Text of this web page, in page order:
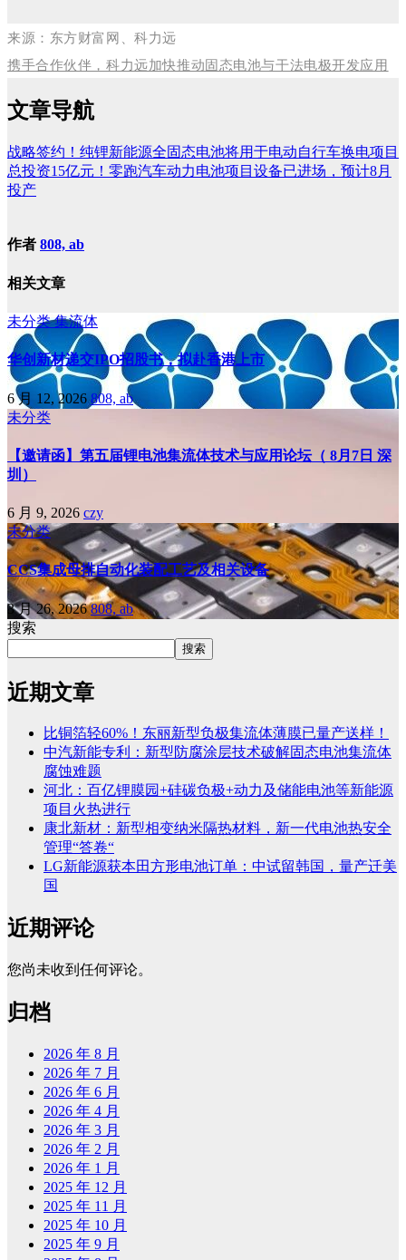
来源：东方财富网、科力远
携手合作伙伴，科力远加快推动固态电池与干法电极开发应用
文章导航
战略签约！纯锂新能源全固态电池将用于电动自行车换电项目
总投资15亿元！零跑汽车动力电池项目设备已进场，预计8月
投产
作者 808, ab
相关文章
未分类集流体
华创新材递交IPO招股书，拟赴香港上市
6 月 12, 2026808, ab
未分类
【邀请函】第五届锂电池集流体技术与应用论坛（ 8月7日 深
圳）
6 月 9, 2026 czy
未分类
CCS集成母排自动化装配工艺及相关设备
3 月 26, 2026808, ab
搜索
搜索
近期文章
比铜箔轻60%！东丽新型负极集流体薄膜已量产送样！
中汽新能专利：新型防腐涂层技术破解固态电池集流体
腐蚀难题
河北：百亿锂膜园+硅碳负极+动力及储能电池等新能源
项目火热进行
康北新材：新型相变纳米隔热材料，新一代电池热安全
管理“答卷“
LG新能源获本田方形电池订单：中试留韩国，量产迁美
国
近期评论
您尚未收到任何评论。
归档
2026 年 8 月
2026 年 7 月
2026 年 6 月
2026 年 4 月
2026 年 3 月
2026 年 2 月
2026 年 1 月
2025 年 12 月
2025 年 11 月
2025 年 10 月
2025 年 9 月